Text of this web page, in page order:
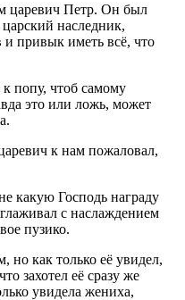
царевич Петр. Он был
наследник,
привык иметь всё, что
попу, чтоб самому
это или ложь, может
к нам пожаловал,
какую Господь награду
с наслаждением
пузико.
но как только её увидел,
захотел её сразу же
увидела жениха,